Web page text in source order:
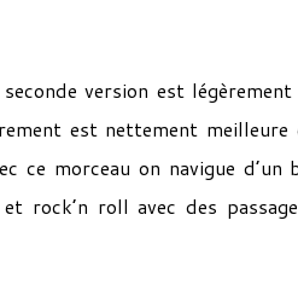
version est
est nettement meilleure
ce morceau on navigue d’un
rock’n roll avec des